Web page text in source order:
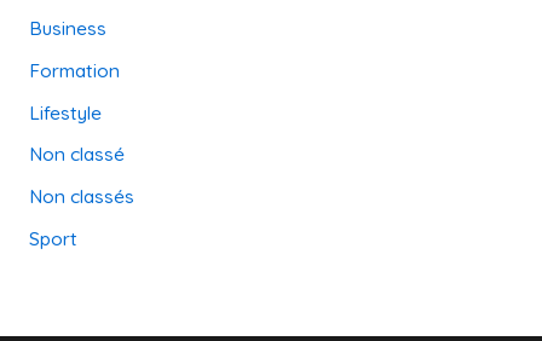
Business
Formation
Lifestyle
Non classé
Non classés
Sport